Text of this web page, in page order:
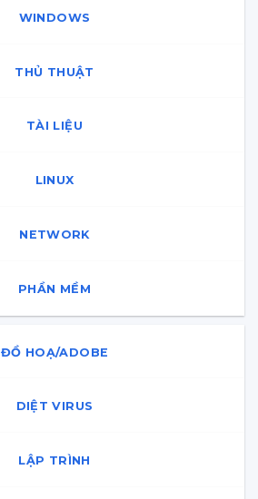
WINDOWS
THỦ THUẬT
TÀI LIỆU
LINUX
NETWORK
PHẦN MỀM
ĐỒ HOẠ/ADOBE
DIỆT VIRUS
LẬP TRÌNH